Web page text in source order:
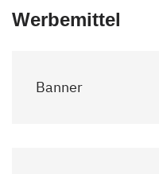
Werbemittel
Banner